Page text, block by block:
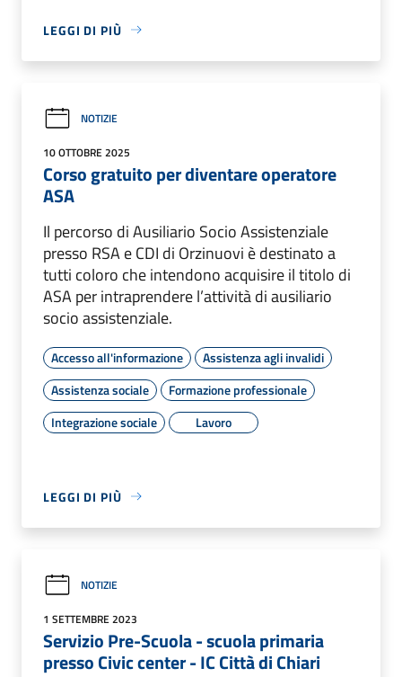
LEGGI DI PIÙ
NOTIZIE
10 OTTOBRE 2025
Corso gratuito per diventare operatore
ASA
Il percorso di Ausiliario Socio Assistenziale
presso RSA e CDI di Orzinuovi è destinato a
tutti coloro che intendono acquisire il titolo di
ASA per intraprendere l’attività di ausiliario
socio assistenziale.
Accesso all'informazione
Assistenza agli invalidi
Assistenza sociale
Formazione professionale
Integrazione sociale
Lavoro
LEGGI DI PIÙ
NOTIZIE
1 SETTEMBRE 2023
Servizio Pre-Scuola - scuola primaria
presso Civic center - IC Città di Chiari